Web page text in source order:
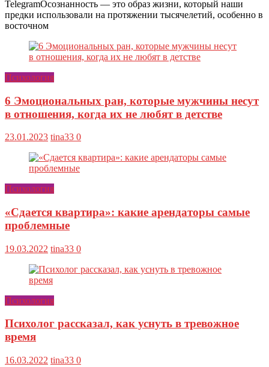
TelegramОсознанность — это образ жизни, который наши
предки использовали на протяжении тысячелетий, особенно в
восточном
Психология
6 Эмоциональных ран, которые мужчины несут
в отношения, когда их не любят в детстве
23.01.2023 tina33 0
Психология
«Сдается квартира»: какие арендаторы самые
проблемные
19.03.2022 tina33 0
Психология
Психолог рассказал, как уснуть в тревожное
время
16.03.2022 tina33 0